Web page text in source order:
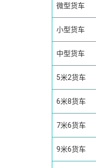
微型货车
小型货车
中型货车
5米2货车
6米8货车
7米6货车
9米6货车